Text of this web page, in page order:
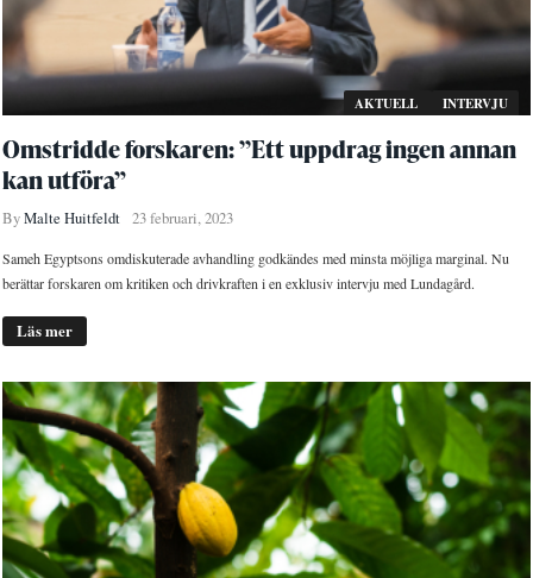
AKTUELL INTERVJU
Omstridde forskaren: ’’Ett uppdrag ingen annan
kan utföra”
ByMalte Huitfeldt 23 februari, 2023
Sameh Egyptsons omdiskuterade avhandling godkändes med minsta möjliga marginal. Nu
berättar forskaren om kritiken och drivkraften i en exklusiv intervju med Lundagård.
Läs mer